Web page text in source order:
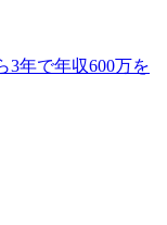
3年で年収600万を